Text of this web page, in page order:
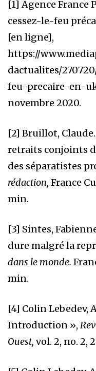
[1]Agence France
cessez-le-feu
[en ligne],
https://
dactualites/
feu-precaire-en-
novembre 2020.
[2] Bruillot,
retraits conjoints
des séparatistes
rédaction, France
min.
[3] Sintes,
dure malgré la
dans le monde.
min.
[4] Colin Lebedev,
Introduction »,
Ouest, vol. 2, no. 2,